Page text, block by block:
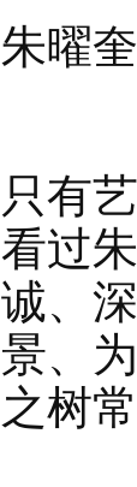
朱曜
只有
看过
诚、
景、
之树